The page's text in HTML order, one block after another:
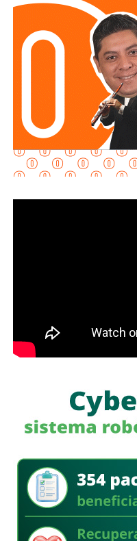
inversión permitirá
operativo, atender con
emergencia y garantizar
familias potosinas.
Defensa Nacional